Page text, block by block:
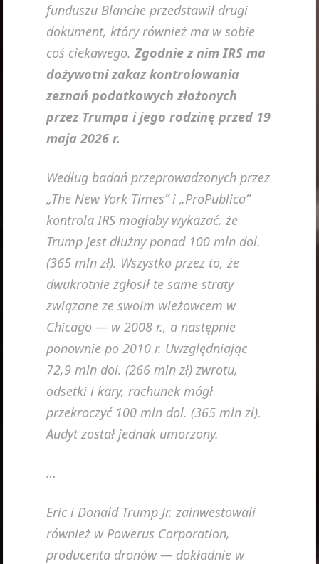
funduszu Blanche przedstawił drugi
dokument, który również ma w sobie
coś ciekawego.Zgodnie z nim IRS ma
dożywotni zakaz kontrolowania
zeznań podatkowych złożonych
przez Trumpa i jego rodzinę przed 19
maja 2026 r.
Według badań przeprowadzonych przez
„The New York Times” i „ProPublica”
kontrola IRS mogłaby wykazać, że
Trump jest dłużny ponad 100 mln dol.
(365 mln zł). Wszystko przez to, że
dwukrotnie zgłosił te same straty
związane ze swoim wieżowcem w
Chicago — w 2008 r., a następnie
ponownie po 2010 r. Uwzględniając
72,9 mln dol. (266 mln zł) zwrotu,
odsetki i kary, rachunek mógł
przekroczyć 100 mln dol. (365 mln zł).
Audyt został jednak umorzony.
…
Eric i Donald Trump Jr. zainwestowali
również w Powerus Corporation,
producenta dronów — dokładnie w